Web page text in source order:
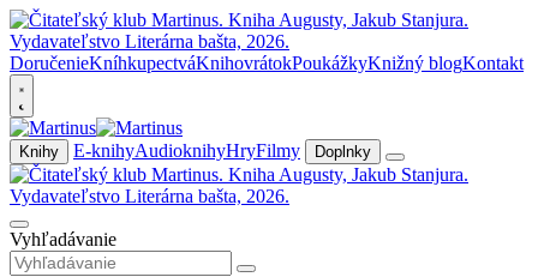
DoručenieKníhkupectváKnihovrátokPoukážkyKnižný blogKontakt
Knihy E-knihyAudioknihyHryFilmy Doplnky
Vyhľadávanie